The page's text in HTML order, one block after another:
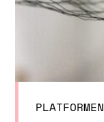
PLATFORMEN